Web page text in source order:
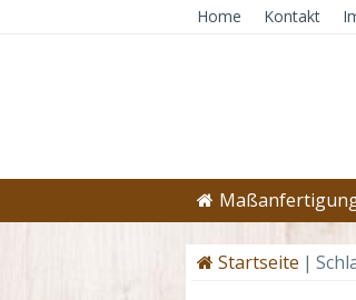
Home Kontakt
Startseite |